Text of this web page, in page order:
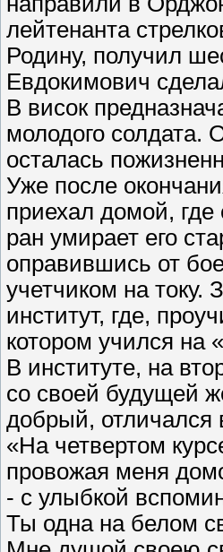
лейтенанта
Родину, получил
Евдокимович
В висок
молодого солдата.
осталась
Уже после
приехал домой,
ран умирает его
оправившись от
учетчиком на току.
институт, где,
котором учился на
В институте, на
со своей будущей
добрый, отличался
«На четвертом
провожая меня
- с улыбкой
Ты одна на белом